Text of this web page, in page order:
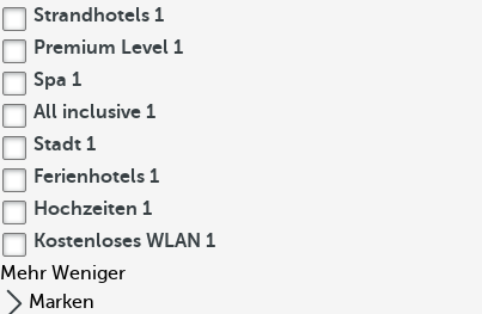
Strandhotels 1
Premium Level 1
Spa 1
All inclusive 1
Stadt 1
Ferienhotels 1
Hochzeiten 1
Kostenloses WLAN 1
Mehr Weniger
Marken